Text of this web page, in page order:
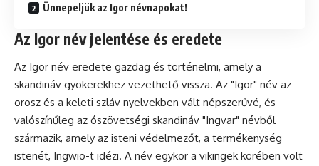
Ünnepeljük az Igor névnapokat!
Az Igor név jelentése és eredete
Az Igor név eredete gazdag és történelmi, amely a
skandináv gyökerekhez vezethető vissza. Az "Igor" név az
orosz és a keleti szláv nyelvekben vált népszerűvé, és
valószínűleg az ószövetségi skandináv "Ingvar" névből
származik, amely az isteni védelmezőt, a termékenység
istenét, Ingwio-t idézi. A név egykor a vikingek körében volt